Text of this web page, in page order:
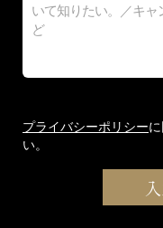
プライバシーポリシー
い。